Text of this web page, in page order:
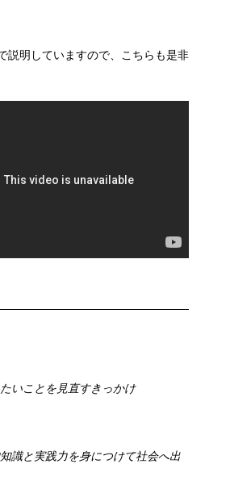
説明していますので、こちらも是非
いことを見直すきっかけ
識と実践力を身につけて社会へ出